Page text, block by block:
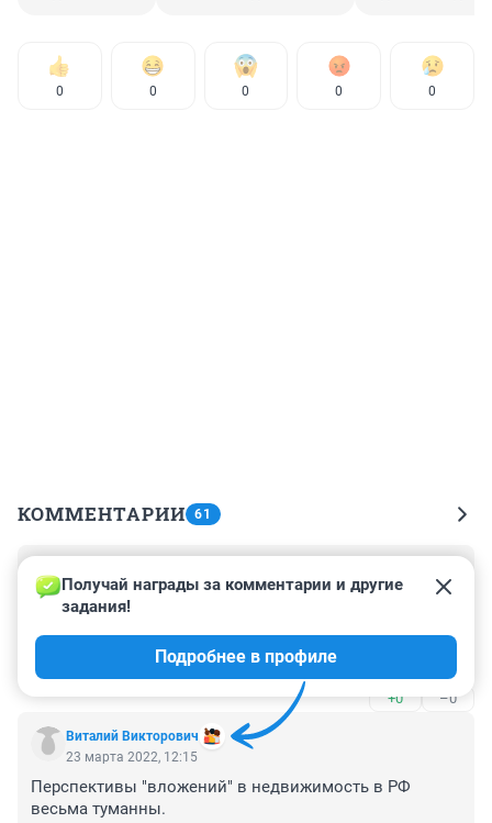
0 0 0 0 0
КОММЕНТАРИИ 61
29 марта 2022, 03:59
Все цены раздуты риэлторами. На Циане и Авито у
многих видно движение цен. Так стояла квартира год
в продаже, а в декабре 21г просто пол мульта сверху
прилипло и дальше стоит. Продают один хлам. Рынок
изучаю с ноября. За 2млн толком взять нечего одни
60- 70летние аварийные хрущи и общаги. Лезть в
ипотеку под 20% верх критинизма. Возьму дачу в
черте города и по тихоньку буду вкладываться в
отдельный дом со стоянкой и минимум соседей, как
в человейнике.
+0 –0
Виталий Викторович
Получай награды за комментарии и другие
задания!
Подробнее в профиле
23 марта 2022, 12:15
Перспективы "вложений" в недвижимость в РФ
весьма туманны.